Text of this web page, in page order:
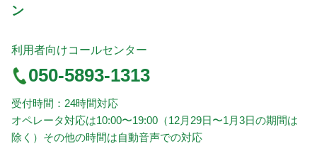
ン
利用者向けコールセンター
050-5893-1313
受付時間：24時間対応
オペレータ対応は10:00〜19:00（12月29日〜1月3日の期間は
除く）その他の時間は自動音声での対応